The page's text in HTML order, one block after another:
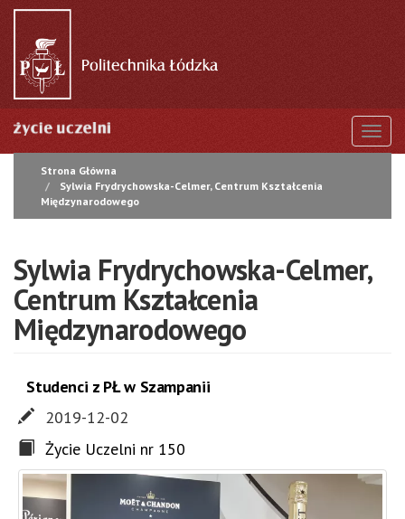
Przejdź
treści
Strona Główna
Sylwia Frydrychowska-Celmer, Centrum Kształcenia
Międzynarodowego
Sylwia Frydrychowska-Celmer,
Centrum Kształcenia
Międzynarodowego
Studenci z PŁ w Szampanii
2019-12-02
Życie Uczelni nr 150